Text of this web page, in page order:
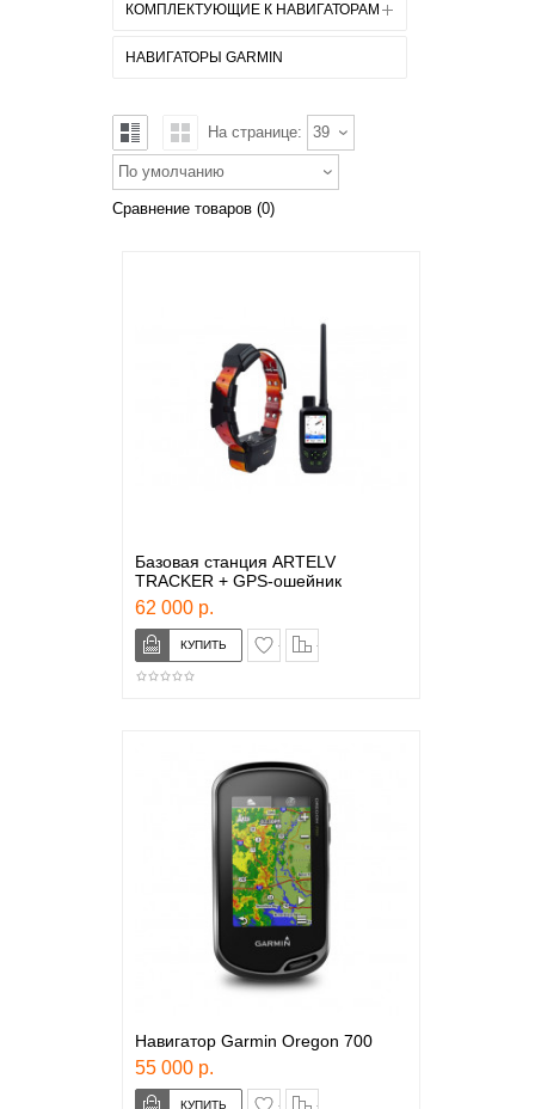
КОМПЛЕКТУЮЩИЕ К НАВИГАТОРАМ
НАВИГАТОРЫ GARMIN
На странице: 39
По умолчанию
Сравнение товаров (0)
Базовая станция ARTELV
TRACKER + GPS-ошейник
62 000 р.
в закладки
Навигатор Garmin Oregon 700
55 000 р.
в закладки